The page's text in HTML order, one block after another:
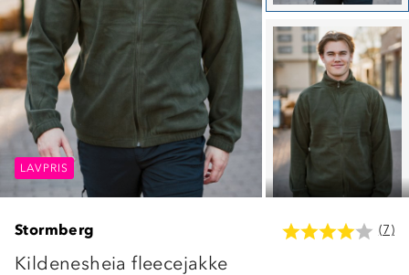
LAVPRIS LAVPRIS
LAVPRIS
Stormberg (7)
Kildenesheia fleecejakke